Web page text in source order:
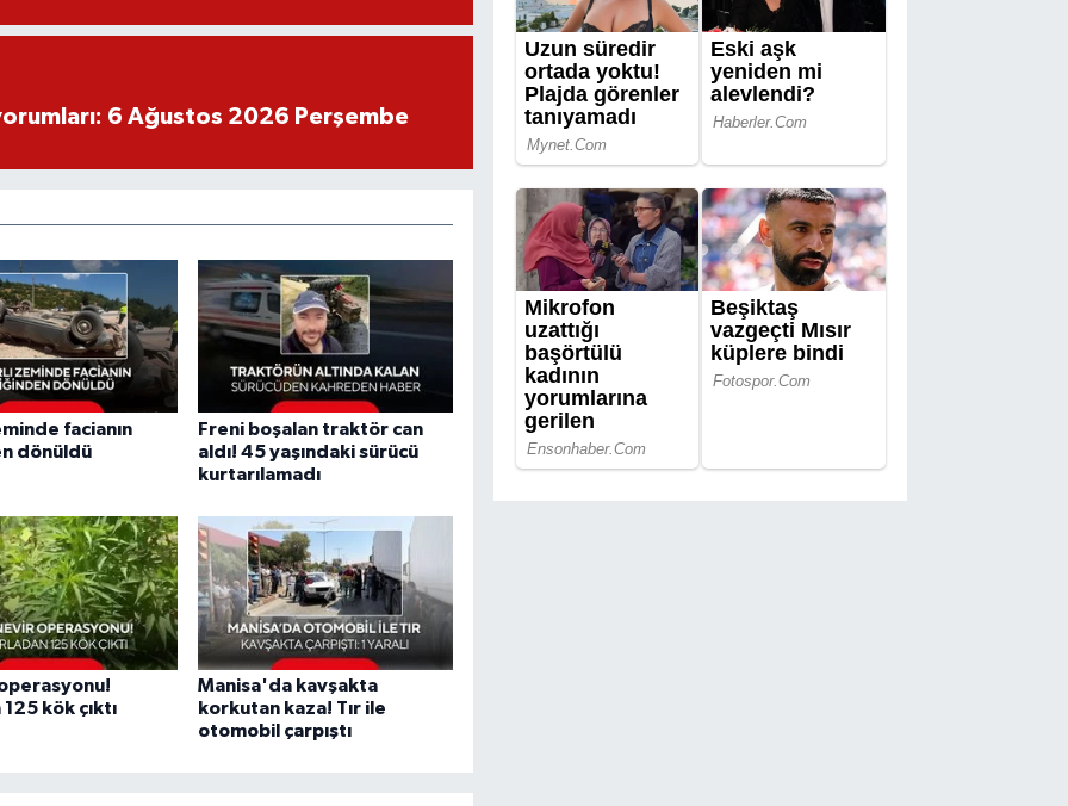
6 Ağustos 2026 Perşembe
facianın
dönüldü
Freni boşalan traktör can
aldı! 45 yaşındaki sürücü
kurtarılamadı
kök çıktı
Manisa'da kavşakta
korkutan kaza! Tır ile
otomobil çarpıştı